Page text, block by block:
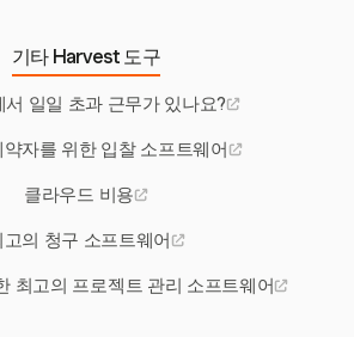
기타 Harvest 도구
서 일일 초과 근무가 있나요?
자를 위한 입찰 소프트웨어
클라우드 비용
고의 청구 소프트웨어
최고의 프로젝트 관리 소프트웨어